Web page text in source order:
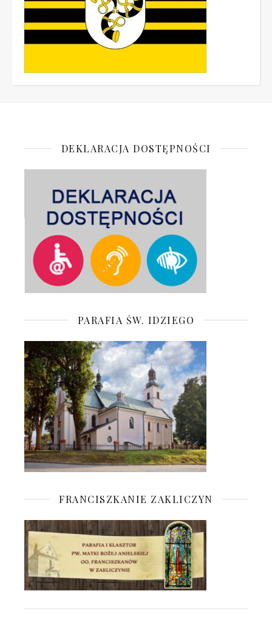
DEKLARACJA DOSTĘPNOŚCI
PARAFIA ŚW. IDZIEGO
FRANCISZKANIE ZAKLICZYN